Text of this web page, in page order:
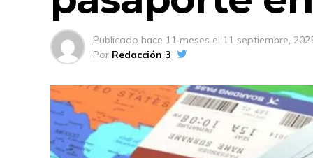
Publicado hace 11 meses el 11 septiembre,
Por Redacción 3